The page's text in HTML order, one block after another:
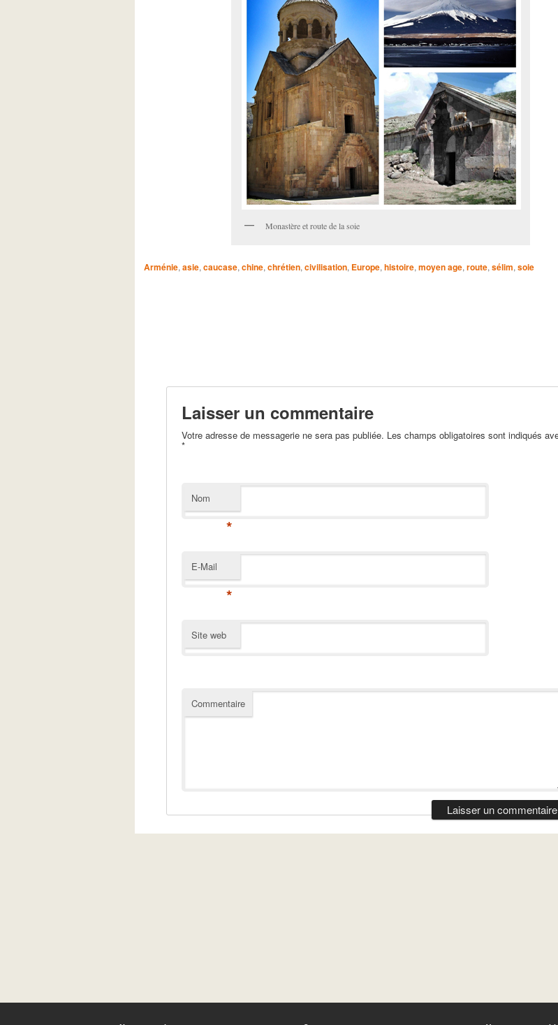
Monastère et route de la soie
Arménie, asie, caucase, chine, chrétien, civilisation, Europe, histoire, moyen age, route, sélim, soie
Laisser un commentaire
Votre adresse de messagerie ne sera pas publiée. Les champs obligatoires sont indiqués
*
Nom
*
E-Mail
*
Site web
Commentaire